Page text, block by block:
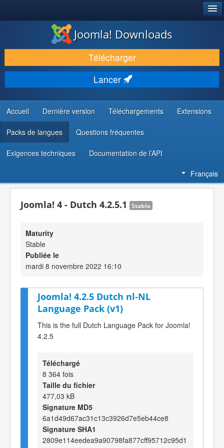
TÉLÉCHARGER & ÉTENDRE
DÉCOUVRIR & APPRENDRE
COMMUNAUTÉ & SUPPORT
RESSOURCES DÉVELOPPEURS
Joomla! Downloads
Télécharger
Lancer
Accueil Dernière version Téléchargements Extensions
Packs de langues Questions fréquentes
Exigences techniques Documentation de l’API
Français
Joomla! 4 - Dutch 4.2.5.1 Stable
Maturity
Stable
Publiée le
mardi 8 novembre 2022 16:10
Joomla! 4.2.5 Dutch nl-NL
Language Pack (v1)
This is the full Dutch Language Pack for Joomla!
4.2.5
Téléchargé
8 364 fois
Taille du fichier
477,03 kB
Signature MD5
6a1d49d67ac31c13c3926d7e5eb44ce8
Signature SHA1
2809e114eedea9a90798fa877cff95712c95d1